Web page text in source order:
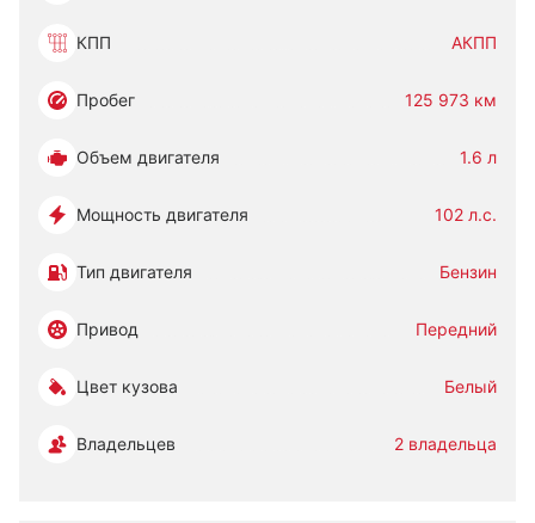
КПП АКПП
Пробег 125 973 км
Объем двигателя 1.6 л
Мощность двигателя 102 л.с.
Тип двигателя Бензин
Привод Передний
Цвет кузова Белый
Владельцев 2 владельца